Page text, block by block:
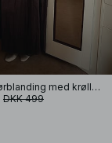
Vid kjole i hørblanding med krøller og stropper
DKK 499